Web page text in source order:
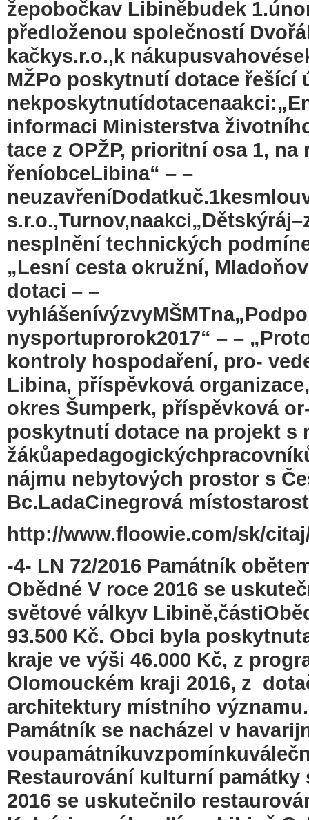
žepobočkav Libiněbudek
předloženou společností
kačkys.r.o.,k
MŽPo poskytnutí dotace řešící
informaci Ministerstva
tace z OPŽP, prioritní osa 1,
řeníobceLibina“ – –
nesplnění technických
„Lesní cesta okružní,
dotaci – –
nysportuprorok2017“ – –
kontroly hospodaření, pro-
Libina, příspěvková
okres Šumperk, příspěvková
poskytnutí dotace na projekt s
nájmu nebytových prostor s
Bc.LadaCinegrová
http://www.floowie.com/sk/
-4- LN 72/2016 Památník
Obědné V roce 2016 se
světové válkyv
93.500 Kč. Obci byla
kraje ve výši 46.000 Kč, z
Olomouckém kraji 2016, z
architektury místního
Památník se nacházel v
Restaurování kulturní
2016 se uskutečnilo